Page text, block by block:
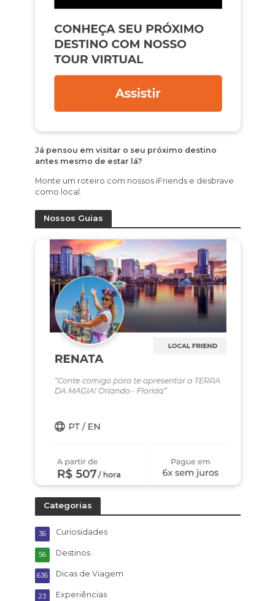
Já pensou em visitar o seu próximo destino
antes mesmo de estar lá?
Monte um roteiro com nossos iFriends e desbrave
como local.
Nossos Guias
Categorias
Curiosidades
36
Destinos
56
Dicas de Viagem
636
Experiências
23